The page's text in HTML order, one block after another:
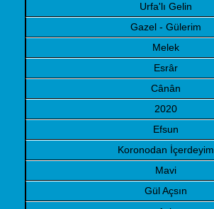
Urfa'lı Gelin
Gazel - Gülerim
Melek
Esrâr
Cânân
2020
Efsun
Koronodan İçerdeyim
Mavi
Gül Açsın